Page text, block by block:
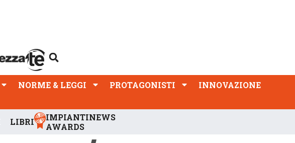
NORME & LEGGI PROTAGONISTI
INNOVAZIONE
LIBRI
IMPIANTINEWS
AWARDS